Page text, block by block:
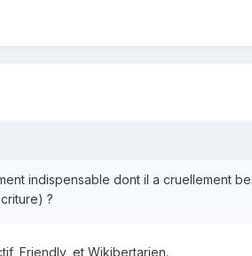
indispensable dont il a cruellement
?
Friendly, et Wikibertarien.